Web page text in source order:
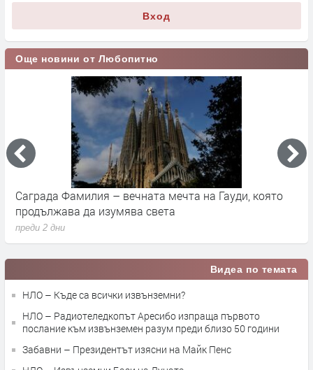
Вход
Още новини от Любопитно
Саграда Фамилия – вечната мечта на Гауди, която
продължава да изумява света
преди 2 дни
Видеа по темата
НЛО – Къде са всички извънземни?
НЛО – Радиотеледкопът Аресибо изпраща първото
послание към извънземен разум преди близо 50 години
Забавни – Президентът изясни на Майк Пенс